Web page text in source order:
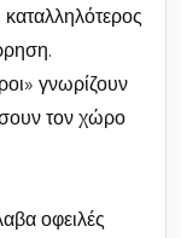
γνωρίζουν
τον χώρο
οφειλές